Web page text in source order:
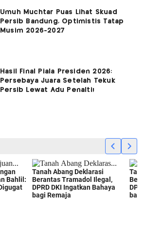
Umuh Muchtar Puas Lihat Skuad
Persib Bandung, Optimistis Tatap
Musim 2026-2027
Hasil Final Piala Presiden 2026:
Persebaya Juara Setelah Tekuk
Persib Lewat Adu Penalti!